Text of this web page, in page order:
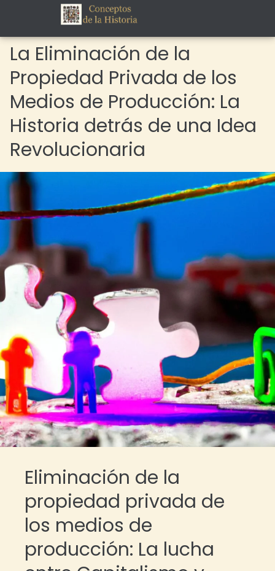
La Eliminación de la
Propiedad Privada de los
Medios de Producción: La
Historia detrás de una Idea
Revolucionaria
Eliminación de la
propiedad privada de
los medios de
producción: La lucha